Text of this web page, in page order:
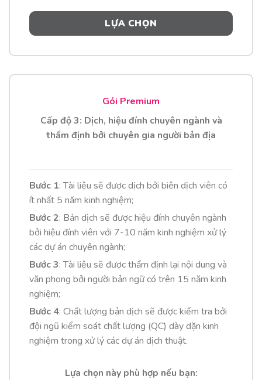
LỰA CHỌN
Gói Premium
Cấp độ 3: Dịch, hiệu đính chuyên ngành và
thẩm định bởi chuyên gia người bản địa
Bước 1: Tài liệu sẽ được dịch bởi biên dịch viên có
ít nhất 5 năm kinh nghiệm;
Bước 2: Bản dịch sẽ được hiệu đính chuyên ngành
bởi hiệu đính viên với 7-10 năm kinh nghiệm xử lý
các dự án chuyên ngành;
Bước 3: Tài liệu sẽ được thẩm định lại nội dung và
văn phong bởi người bản ngữ có trên 15 năm kinh
nghiệm;
Bước 4: Chất lượng bản dịch sẽ được kiểm tra bởi
đội ngũ kiểm soát chất lượng (QC) dày dặn kinh
nghiệm trong xử lý các dự án dịch thuật.
Lựa chọn này phù hợp nếu bạn: